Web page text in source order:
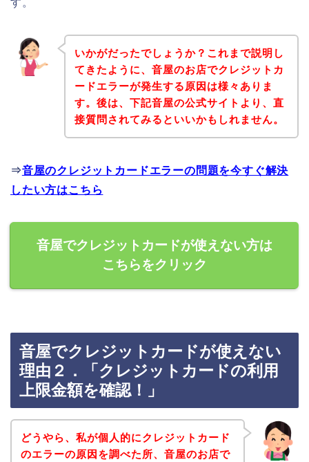
す。
いかがだったでしょうか？これまで説明し
てきたように、音屋のお店でクレジットカ
ードエラーが発生する原因は様々ありま
す。後は、下記音屋の公式サイトより、直
接質問されてみるといいかもしれません。
⇒音屋のクレジットカードエラーの問題を今すぐ解決
したい方はこちら
音屋でクレジットカードが使えない方は
こちらをクリック
音屋でクレジットカードが使えない
理由２．「クレジットカードの利用
上限金額を確認！」
どうやら、私が個人的にクレジットカード
のエラーの原因を調べた所、音屋のお店で